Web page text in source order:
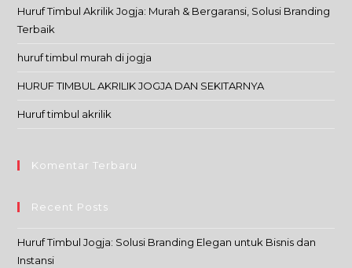
Huruf Timbul Akrilik Jogja: Murah & Bergaransi, Solusi Branding
Terbaik
huruf timbul murah di jogja
HURUF TIMBUL AKRILIK JOGJA DAN SEKITARNYA
Huruf timbul akrilik
Komentar Terbaru
Recent Posts
Huruf Timbul Jogja: Solusi Branding Elegan untuk Bisnis dan
Instansi